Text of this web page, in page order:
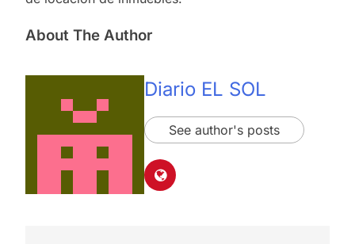
About The Author
Diario EL SOL
See author's posts